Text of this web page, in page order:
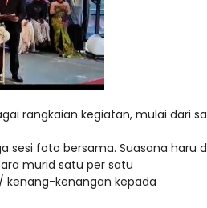
rangkaian kegiatan, mulai dari
sesi foto bersama. Suasana haru
murid satu per satu
kenangan kepada